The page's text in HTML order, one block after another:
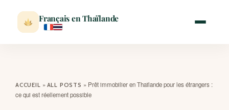
Français en Thaïlande
ACCUEIL » ALL POSTS » Prêt immobilier en Thaïlande pour les étrangers :
ce qui est réellement possible